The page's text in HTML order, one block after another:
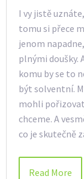
I vy jistě
tomu si přece
jenom
plnými doušky.
komu by se to
být solventní.
mohli
chceme. A
co je skutečně
Read More